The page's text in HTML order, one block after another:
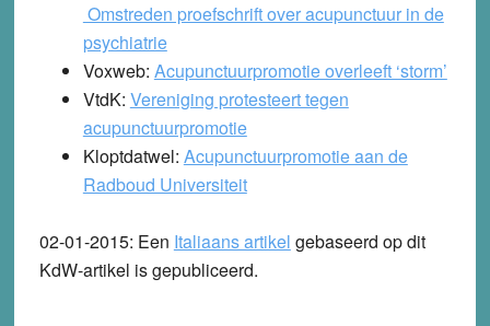
Omstreden proefschrift over acupunctuur in de
psychiatrie
Voxweb: Acupunctuurpromotie overleeft ‘storm’
VtdK: Vereniging protesteert tegen
acupunctuurpromotie
Kloptdatwel: Acupunctuurpromotie aan de
Radboud Universiteit
02-01-2015: Een Italiaans artikel gebaseerd op dit
KdW-artikel is gepubliceerd.